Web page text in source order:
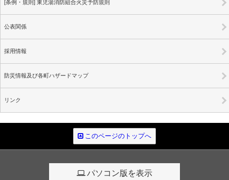
[条例・規則] 東児湯消防組合火災予防規則
公表関係
採用情報
防災情報及び各町ハザードマップ
リンク
このページのトップへ
パソコン版を表示